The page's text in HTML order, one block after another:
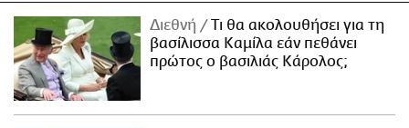
Διεθνή
Τι θα ακολουθήσει για τη
βασίλισσα Καμίλα εάν πεθάνει
πρώτος ο βασιλιάς Κάρολος;